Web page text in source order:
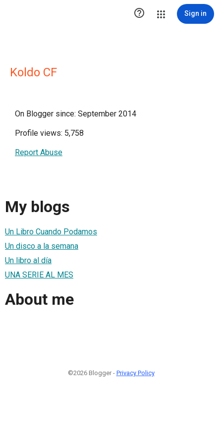
 Sign in
Koldo CF
On Blogger since: September 2014
Profile views: 5,758
Report Abuse
My blogs
Un Libro Cuando Podamos
Un disco a la semana
Un libro al día
UNA SERIE AL MES
About me
©2026 Blogger - Privacy Policy